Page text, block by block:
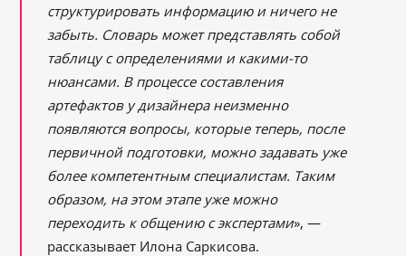
структурировать информацию и ничего не
забыть. Словарь может представлять собой
таблицу с определениями и какими-то
нюансами. В процессе составления
артефактов у дизайнера неизменно
появляются вопросы, которые теперь, после
первичной подготовки, можно задавать уже
более компетентным специалистам. Таким
образом, на этом этапе уже можно
переходить к общению с экспертами», —
рассказывает Илона Саркисова.